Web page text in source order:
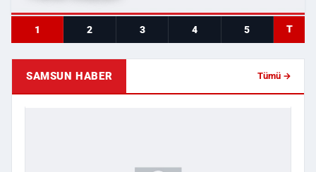
1 2 3 4 5 T
SAMSUN HABER Tümü →